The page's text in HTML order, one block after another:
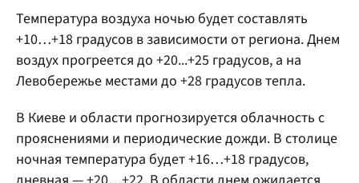
Температура воздуха ночью будет составлять
+10…+18 градусов в зависимости от региона. Днем
воздух прогреется до +20...+25 градусов, а на
Левобережье местами до +28 градусов тепла.
В Киеве и области прогнозируется облачность с
прояснениями и периодические дожди. В столице
ночная температура будет +16…+18 градусов,